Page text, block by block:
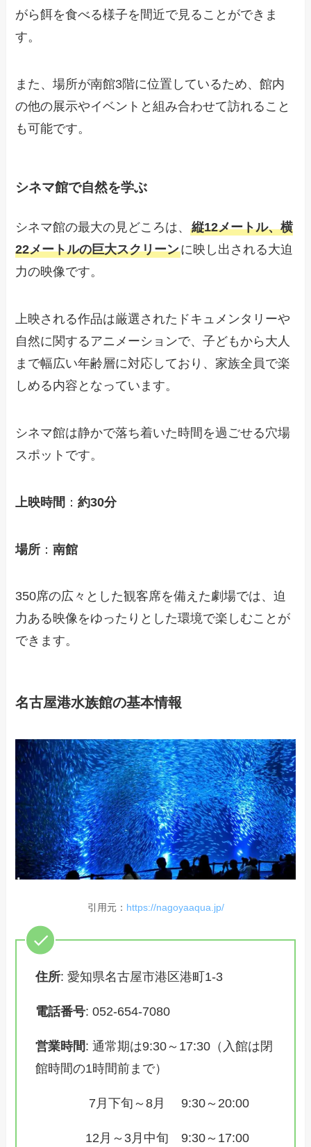
がら餌を食べる様子を間近で見ることができま
す。
また、場所が南館3階に位置しているため、館内
の他の展示やイベントと組み合わせて訪れること
も可能です。
シネマ館で自然を学ぶ
シネマ館の最大の見どころは、縦12メートル、横
22メートルの巨大スクリーンに映し出される大迫
力の映像です。
上映される作品は厳選されたドキュメンタリーや
自然に関するアニメーションで、子どもから大人
まで幅広い年齢層に対応しており、家族全員で楽
しめる内容となっています。
シネマ館は静かで落ち着いた時間を過ごせる穴場
スポットです。
上映時間 ：約30分
場所 ：南館
350席の広々とした観客席を備えた劇場では、迫
力ある映像をゆったりとした環境で楽しむことが
できます。
名古屋港水族館の基本情報
引用元： https://nagoyaaqua.jp/
住所: 愛知県名古屋市港区港町1-3
電話番号: 052-654-7080
営業時間: 通常期は9:30～17:30（入館は閉
館時間の1時間前まで）
7月下旬～8月 9:30～20:00
12月～3月中旬 9:30～17:00